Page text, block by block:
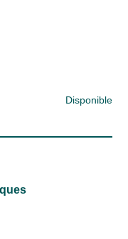
Disponible